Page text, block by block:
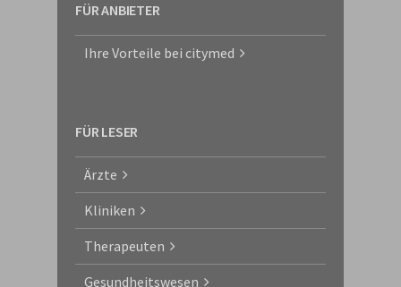
FÜR ANBIETER
Ihre Vorteile bei citymed
FÜR LESER
Ärzte
Kliniken
Therapeuten
Gesundheitswesen